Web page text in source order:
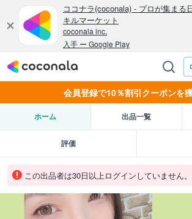
会員登録で10％割引クーポンを
ホーム 出品一覧
評価
この出品者は30日以上ログインしていません。